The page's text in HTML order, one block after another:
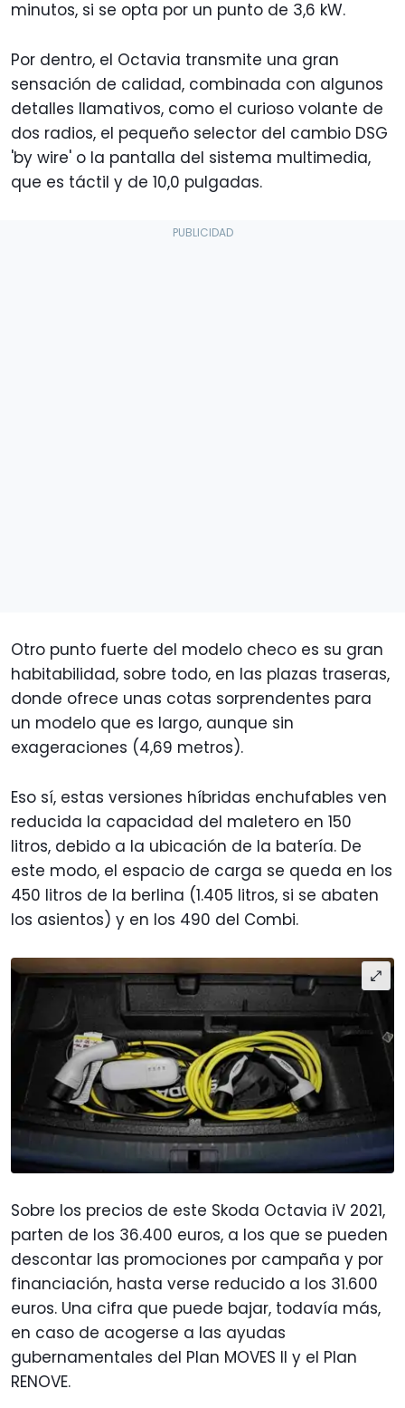
minutos, si se opta por un punto de 3,6 kW.
Por dentro, el Octavia transmite una gran
sensación de calidad, combinada con algunos
detalles llamativos, como el curioso volante de
dos radios, el pequeño selector del cambio DSG
'by wire' o la pantalla del sistema multimedia,
que es táctil y de 10,0 pulgadas.
Otro punto fuerte del modelo checo es su gran
habitabilidad, sobre todo, en las plazas traseras,
donde ofrece unas cotas sorprendentes para
un modelo que es largo, aunque sin
exageraciones (4,69 metros).
Eso sí, estas versiones híbridas enchufables ven
reducida la capacidad del maletero en 150
litros, debido a la ubicación de la batería. De
este modo, el espacio de carga se queda en los
450 litros de la berlina (1.405 litros, si se abaten
los asientos) y en los 490 del Combi.
Sobre los precios de este Skoda Octavia iV 2021,
parten de los 36.400 euros, a los que se pueden
descontar las promociones por campaña y por
financiación, hasta verse reducido a los 31.600
euros. Una cifra que puede bajar, todavía más,
en caso de acogerse a las ayudas
gubernamentales del Plan MOVES II y el Plan
RENOVE.